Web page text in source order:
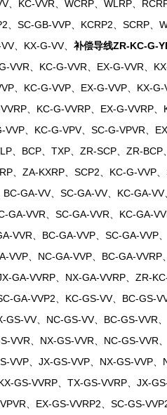
KC-VVR、WCRP、WLRP、
、SC-GB-VVP、KCRP2、SCRP、
、KX-G-VV、 补偿导线ZR-KC-G-
VVR、KC-G-VVR、EX-G-VVR、
、KC-G-VVP、EX-G-VVP、KX-
、KC-G-VVRP、EX-G-VVRP、
、KC-G-VPV、SC-G-VPVR、
、BCP、TXP、ZR-SCP、ZR-BCP
、ZA-KXRP、SCP2、KC-G-VVP
GA-VV、SC-GA-VV、KC-GA-VV
GA-VVR、SC-GA-VVR、KC-GA-
VVR、BC-GA-VVP、SC-GA-VVP
VVP、NC-GA-VVP、BC-GA-
GA-VVRP、NX-GA-VVRP、ZR-
GA-VVP2、KC-GS-VV、BC-GS-
GS-VV、NC-GS-VV、BC-GS-VVR
VVR、NX-GS-VVR、NC-GS-VVR
VVP、JX-GS-VVP、NX-GS-VVP
GS-VVRP、TX-GS-VVRP、JX-
、EX-GS-VVRP2、SC-GS-